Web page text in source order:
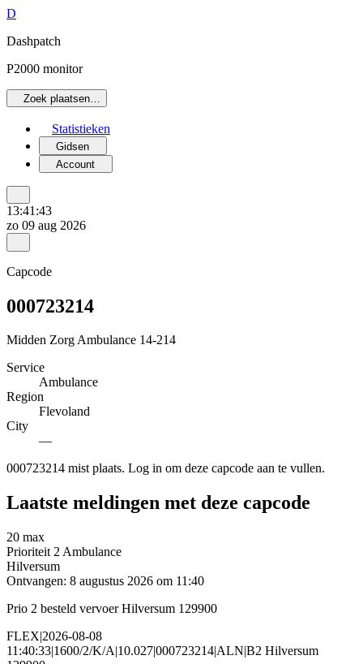
D
Dashpatch
P2000 monitor
Zoek plaatsen…
Statistieken
Gidsen
Account
13:41:43
zo 09 aug 2026
Capcode
000723214
Midden Zorg Ambulance 14-214
Service
Ambulance
Region
Flevoland
City
—
000723214 mist plaats. Log in om deze capcode aan te vullen.
Laatste meldingen met deze capcode
20 max
Prioriteit 2 Ambulance
Hilversum
Ontvangen: 8 augustus 2026 om 11:40
Prio 2 besteld vervoer Hilversum 129900
FLEX|2026-08-08
11:40:33|1600/2/K/A|10.027|000723214|ALN|B2 Hilversum